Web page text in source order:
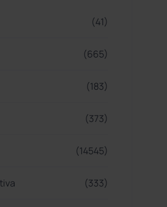
(41)
(665)
(183)
(373)
(14545)
(333)